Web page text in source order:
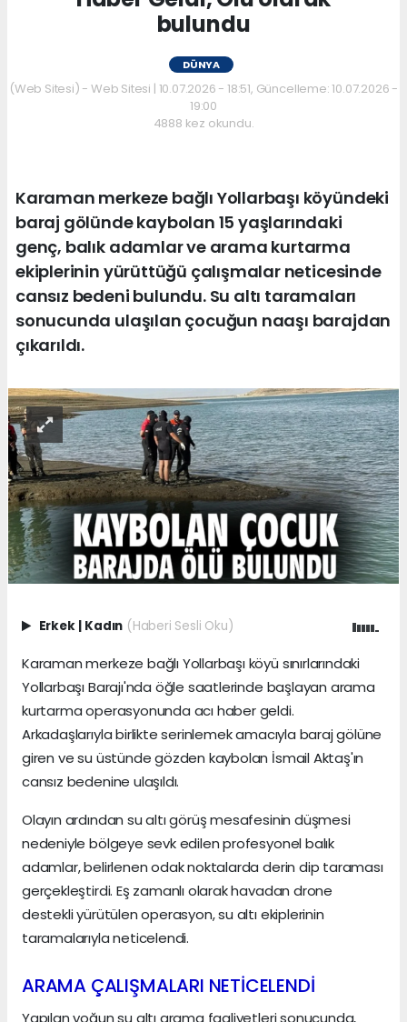
bulundu
DÜNYA
(Web Sitesi) - Web Sitesi | 10.07.2026 - 18:51, Güncelleme: 10.07.2026 -
19:00
4888 kez okundu.
Karaman merkeze bağlı Yollarbaşı köyündeki
baraj gölünde kaybolan 15 yaşlarındaki
genç, balık adamlar ve arama kurtarma
ekiplerinin yürüttüğü çalışmalar neticesinde
cansız bedeni bulundu. Su altı taramaları
sonucunda ulaşılan çocuğun naaşı barajdan
çıkarıldı.
Erkek | Kadın (Haberi Sesli Oku)
Karaman merkeze bağlı Yollarbaşı köyü sınırlarındaki
Yollarbaşı Barajı'nda öğle saatlerinde başlayan arama
kurtarma operasyonunda acı haber geldi.
Arkadaşlarıyla birlikte serinlemek amacıyla baraj gölüne
giren ve su üstünde gözden kaybolan İsmail Aktaş'ın
cansız bedenine ulaşıldı.
Olayın ardından su altı görüş mesafesinin düşmesi
nedeniyle bölgeye sevk edilen profesyonel balık
adamlar, belirlenen odak noktalarda derin dip taraması
gerçekleştirdi. Eş zamanlı olarak havadan drone
destekli yürütülen operasyon, su altı ekiplerinin
taramalarıyla neticelendi.
ARAMA ÇALIŞMALARI NETİCELENDİ
Yapılan yoğun su altı arama faaliyetleri sonucunda,